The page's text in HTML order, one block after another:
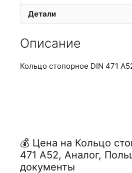
Детали
Описание
Кольцо стопорное DIN 471
💰 Цена на Кольцо
471 А52, Аналог,
документы